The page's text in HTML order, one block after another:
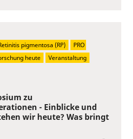
zu
- Einblicke und
wir heute? Was bringt
pigmentosa (RP)
PRO
heute
Veranstaltung